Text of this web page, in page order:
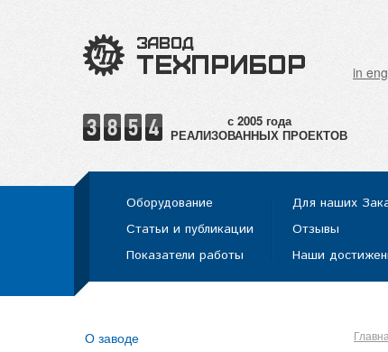
in
РЕАЛИЗОВАННЫХ ПРОЕКТОВ
Оборудование
Статьи и публикации
Показатели работы
Для наших
Отзывы
Наши
О заводе